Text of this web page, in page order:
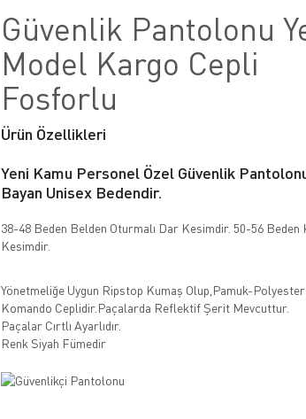
Güvenlik Pantolonu
Model Kargo Cepli
Fosforlu
Ürün Özellikleri
Yeni Kamu Personel Özel Güvenlik
Bayan Unisex Bedendir.
38-48 Beden Belden Oturmalı Dar Kesimdir. 50-56 Beden
Kesimdir.
Yönetmeliğe Uygun Ripstop Kumaş Olup,Pamuk-
Komando Ceplidir.Paçalarda Reflektif Şerit Mevcuttur.
Paçalar Cırtlı Ayarlıdır.
Renk Siyah Fümedir